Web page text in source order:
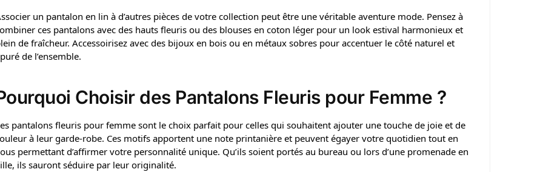
un pantalon en lin à d’autres pièces de votre collection peut être une véritable aventure mode. Pensez à
ces pantalons avec des hauts fleuris ou des blouses en coton léger pour un look estival harmonieux et
de fraîcheur. Accessoirisez avec des bijoux en bois ou en métaux sobres pour accentuer le côté naturel et
de l’ensemble.
Choisir des Pantalons Fleuris pour Femme ?
pantalons fleuris pour femme sont le choix parfait pour celles qui souhaitent ajouter une touche de joie et de
à leur garde-robe. Ces motifs apportent une note printanière et peuvent égayer votre quotidien tout en
permettant d’affirmer votre personnalité unique. Qu’ils soient portés au bureau ou lors d’une promenade en
ils sauront séduire par leur originalité.